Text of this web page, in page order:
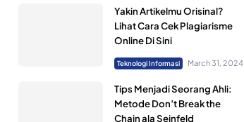
Yakin Artikelmu Orisinal?
Lihat Cara Cek Plagiarisme
Online Di Sini
Teknologi Informasi March 31, 2024
Tips Menjadi Seorang Ahli:
Metode Don’t Break the
Chain ala Seinfeld